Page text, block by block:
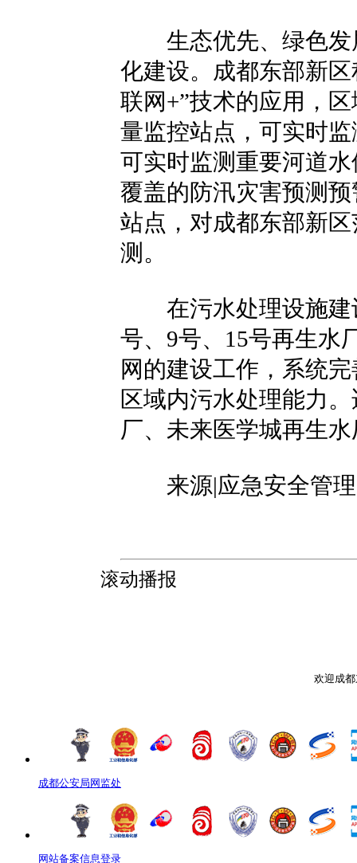
生态优先、绿色发
化建设。成都东部新
联网+”技术的应用，
量监控站点，可实时
可实时监测重要河道
覆盖的防汛灾害预测
站点，对成都东部新
测。
在污水处理设施建
号、9号、15号再生水
网的建设工作，系统
区域内污水处理能力
厂、未来医学城再生
来源|应急安全管
滚动播报
欢迎成
成都公安局网监处
网站备案信息登录